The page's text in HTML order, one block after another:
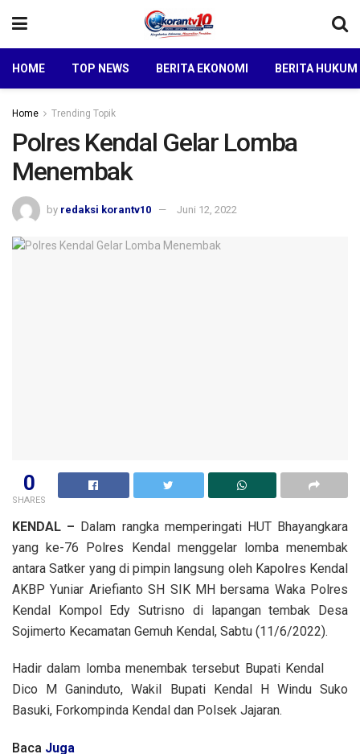
HOME TOP NEWS BERITA EKONOMI BERITA
Home Trending Topik
Polres Kendal Gelar Lomba
Menembak
by redaksi korantv10 Juni 12, 2022
0
SHARES
KENDAL – Dalam rangka memperingati HUT Bhayangkara
yang ke-76 Polres Kendal menggelar lomba menembak
antara Satker yang di pimpin langsung oleh Kapolres Kendal
AKBP Yuniar Ariefianto SH SIK MH bersama Waka Polres
Kendal Kompol Edy Sutrisno di lapangan tembak Desa
Sojimerto Kecamatan Gemuh Kendal, Sabtu (11/6/2022).
Hadir dalam lomba menembak tersebut Bupati Kendal
Dico M Ganinduto, Wakil Bupati Kendal H Windu Suko
Basuki, Forkompinda Kendal dan Polsek Jajaran.
Baca Juga